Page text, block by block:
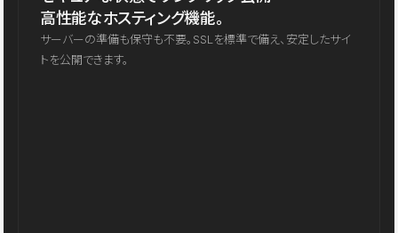
高性能なホスティング機能。
サーバーの準備も保守も不要。SSLを標準で備え、安定したサイ
トを公開できます。